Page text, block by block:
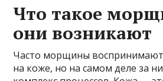
Что такое
они возникают
Часто морщины воспринимают
на коже, но на самом деле за